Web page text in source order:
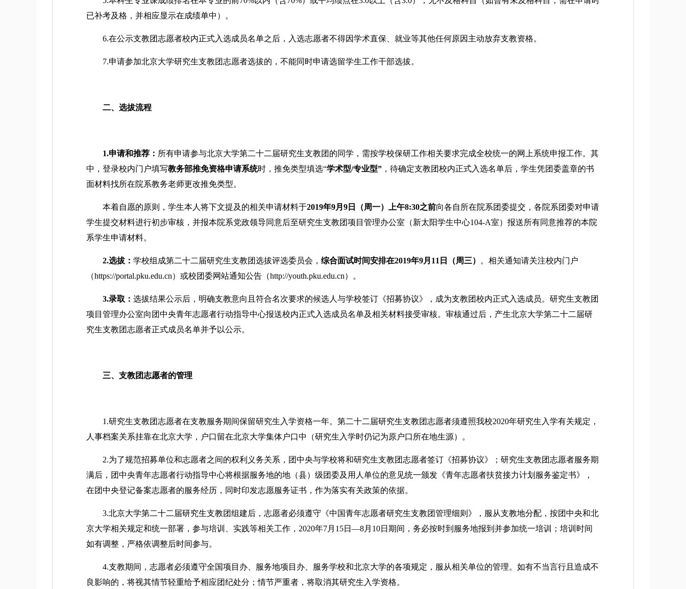
已补考及格，并相应显示在成绩单中）。
6.在公示支教团志愿者校内正式入选成员名单之后，入选志愿者不得因学术直保、就业等其他任何原因主动放弃支教资格。
7.申请参加北京大学研究生支教团志愿者选拔的，不能同时申请选留学生工作干部选拔。
二、选拔流程
1.申请和推荐： 所有申请参与北京大学第二十二届研究生支教团的同学，需按学校保研工作相关要求完成全校统一的网上系统申报工作。其
中，登录校内门户填写教务部推免资格申请系统时，推免类型填选“学术型/专业型” ，待确定支教团校内正式入选名单后，学生凭团委盖章的书
面材料找所在院系教务老师更改推免类型。
本着自愿的原则，学生本人将下文提及的相关申请材料于2019年9月9日（周一）上午8:30之前向各自所在院系团委提交，各院系团委对申请
学生提交材料进行初步审核，并报本院系党政领导同意后至研究生支教团项目管理办公室（新太阳学生中心104-A室）报送所有同意推荐的本院
系学生申请材料。
2.选拔： 学校组成第二十二届研究生支教团选拔评选委员会， 综合面试时间安排在2019年9月11日（周三）
。相关通知请关注校内门户
（https://portal.pku.edu.cn）或校团委网站通知公告（http://youth.pku.edu.cn）。
3.录取： 选拔结果公示后，明确支教意向且符合名次要求的候选人与学校签订《招募协议》，成为支教团校内正式入选成员。研究生支教团
项目管理办公室向团中央青年志愿者行动指导中心报送校内正式入选成员名单及相关材料接受审核。审核通过后，产生北京大学第二十二届研
究生支教团志愿者正式成员名单并予以公示。
三、支教团志愿者的管理
1.研究生支教团志愿者在支教服务期间保留研究生入学资格一年。第二十二届研究生支教团志愿者须遵照我校2020年研究生入学有关规定，
人事档案关系挂靠在北京大学，户口留在北京大学集体户口中（研究生入学时仍记为原户口所在地生源）。
2.为了规范招募单位和志愿者之间的权利义务关系，团中央与学校将和研究生支教团志愿者签订《招募协议》；研究生支教团志愿者服务期
满后，团中央青年志愿者行动指导中心将根据服务地的地（县）级团委及用人单位的意见统一颁发《青年志愿者扶贫接力计划服务鉴定书》，
在团中央登记备案志愿者的服务经历，同时印发志愿服务证书，作为落实有关政策的依据。
3.北京大学第二十二届研究生支教团组建后，志愿者必须遵守《中国青年志愿者研究生支教团管理细则》，服从支教地分配，按团中央和北
京大学相关规定和统一部署，参与培训、实践等相关工作，2020年7月15日—8月10日期间，务必按时到服务地报到并参加统一培训；培训时间
如有调整，严格依调整后时间参与。
4.支教期间，志愿者必须遵守全国项目办、服务地项目办、服务学校和北京大学的各项规定，服从相关单位的管理。如有不当言行且造成不
良影响的，将视其情节轻重给予相应团纪处分；情节严重者，将取消其研究生入学资格。